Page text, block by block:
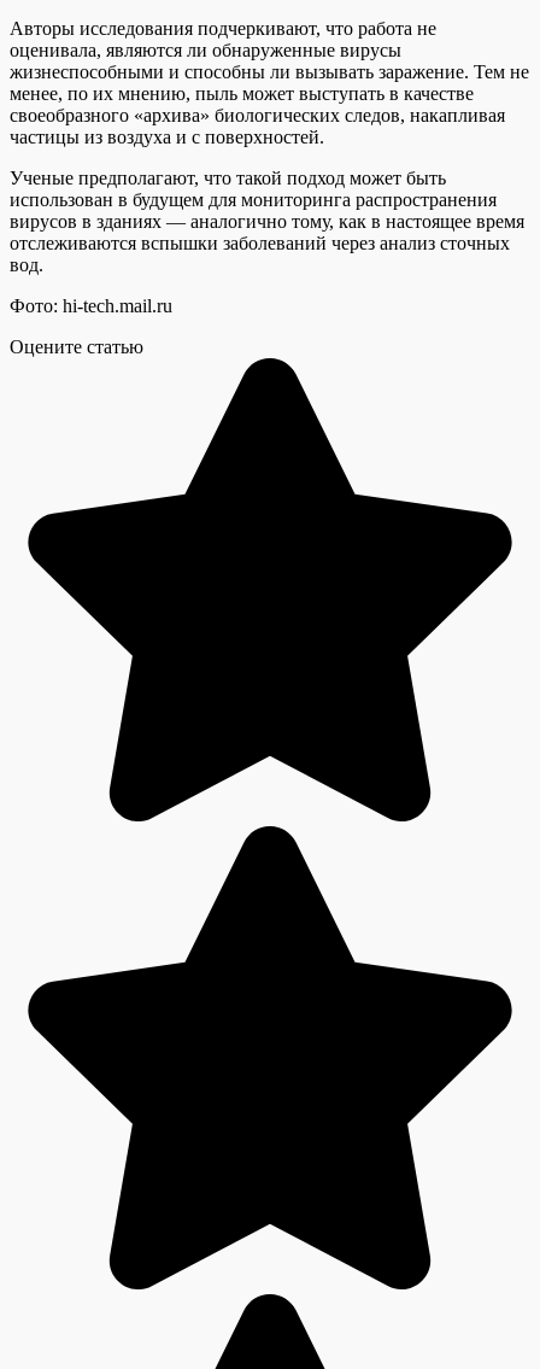
Авторы исследования подчеркивают, что работа не
оценивала, являются ли обнаруженные вирусы
жизнеспособными и способны ли вызывать заражение. Тем не
менее, по их мнению, пыль может выступать в качестве
своеобразного «архива» биологических следов, накапливая
частицы из воздуха и с поверхностей.
Ученые предполагают, что такой подход может быть
использован в будущем для мониторинга распространения
вирусов в зданиях — аналогично тому, как в настоящее время
отслеживаются вспышки заболеваний через анализ сточных
вод.
Фото: hi-tech.mail.ru
Оцените статью